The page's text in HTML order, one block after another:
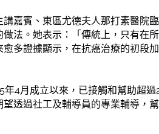
嘉賓、東區尤德夫人那打素醫院
法。她表示：「傳統上，只有在
多證據顯示，在抗癌治療的初段
年4月成立以來，已接觸和幫助超
透過社工及輔導員的專業輔導，